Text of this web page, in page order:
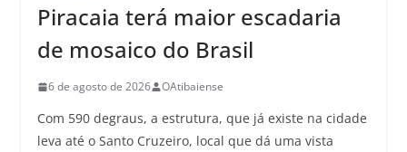
Piracaia terá maior escadaria
de mosaico do Brasil
6 de agosto de 2026 OAtibaiense
Com 590 degraus, a estrutura, que já existe na cidade
leva até o Santo Cruzeiro, local que dá uma vista